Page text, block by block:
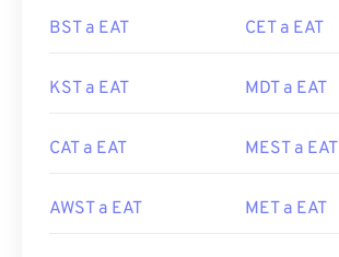
BST a EAT CET a EAT
KST a EAT MDT a EAT
CAT a EAT MEST a EAT
AWST a EAT MET a EAT